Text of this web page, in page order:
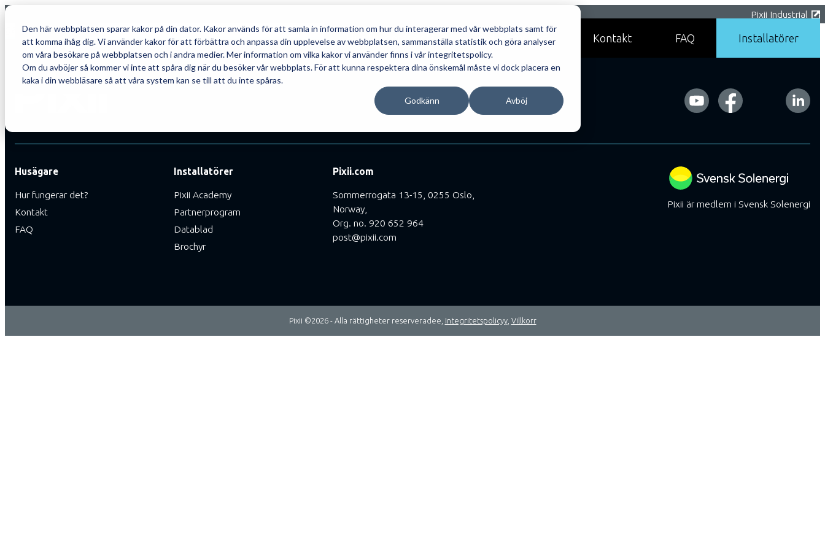
Den här webbplatsen sparar kakor på din dator. Kakor används för att samla in information om hur du interagerar med vår webbplats samt för
att komma ihåg dig. Vi använder kakor för att förbättra och anpassa din upplevelse av webbplatsen, sammanställa statistik och göra analyser
om våra besökare på webbplatsen och i andra medier. Mer information om vilka kakor vi använder finns i vår integritetspolicy.
Om du avböjer så kommer vi inte att spåra dig när du besöker vår webbplats. För att kunna respektera dina önskemål måste vi dock placera en
kaka i din webbläsare så att våra system kan se till att du inte spåras.
Godkänn
Avböj
Pixii Industrial
Hur fungerar det? Pixii Home app Kontakt FAQ Installatörer
För att säkerställa att Pixii Home förblir en pålitlig och multifunktionell elektrisk produkt är regelbundet underhåll vartannat år obligatoriskt enligt den utökade
garantin.
Husägare
Hur fungerar det?
Kontakt
FAQ
Installatörer
Pixii Academy
Partnerprogram
Datablad
Brochyr
Pixii.com
Sommerrogata 13-15, 0255 Oslo,
Norway,
Org. no. 920 652 964
post@pixii.com
Pixii är medlem i Svensk Solenergi
Pixii ©2026 - Alla rättigheter reserveradee, Integritetspolicyy, Villkorr